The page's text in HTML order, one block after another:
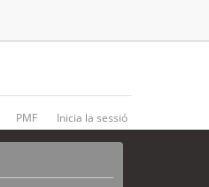
PMF Inicia la sessió